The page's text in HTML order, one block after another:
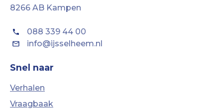
8266 AB Kampen
088 339 44 00
info@ijsselheem.nl
Snel naar
Verhalen
Vraagbaak